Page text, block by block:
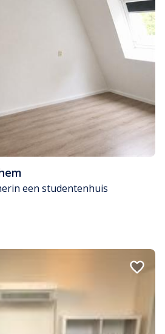
in een studentenhuis